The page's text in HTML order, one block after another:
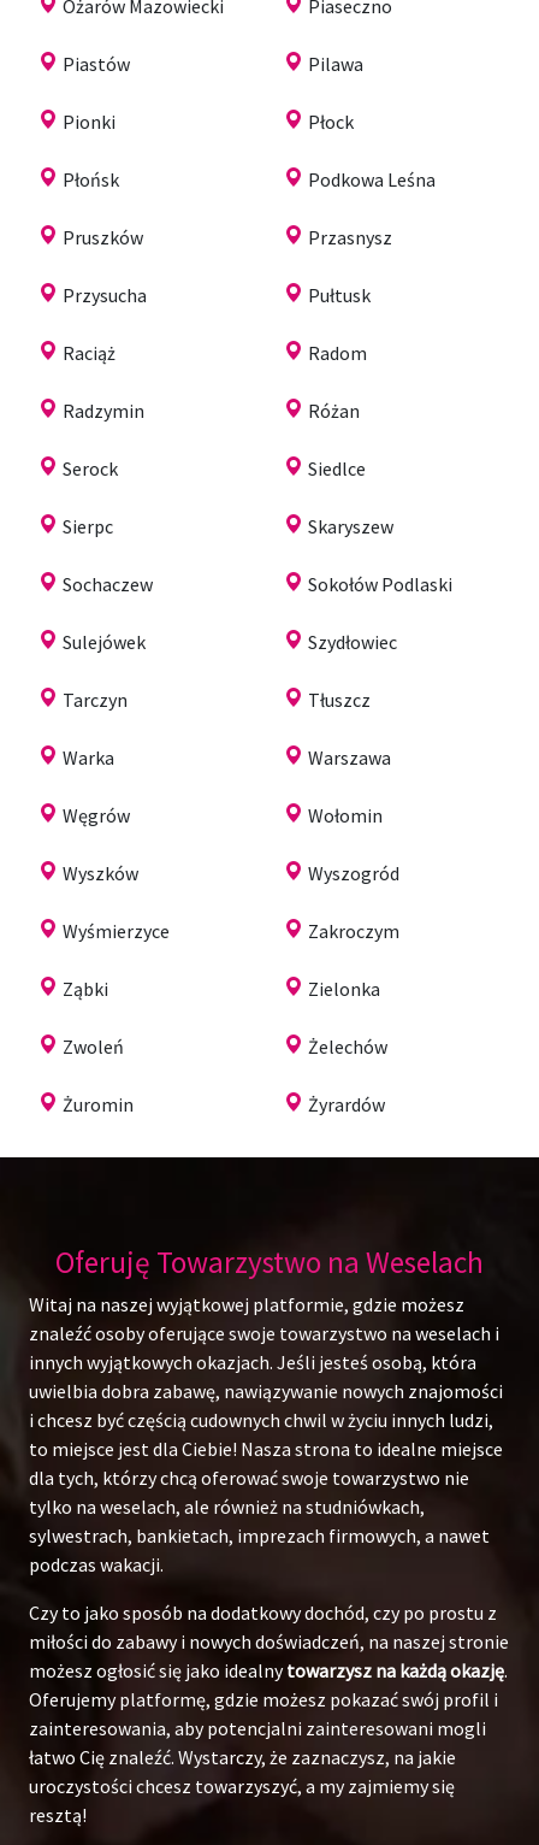
Ożarów Mazowiecki Piaseczno
Piastów Pilawa
Pionki Płock
Płońsk Podkowa Leśna
Pruszków Przasnysz
Przysucha Pułtusk
Raciąż Radom
Radzymin Różan
Serock Siedlce
Sierpc Skaryszew
Sochaczew Sokołów Podlaski
Sulejówek Szydłowiec
Tarczyn Tłuszcz
Warka Warszawa
Węgrów Wołomin
Wyszków Wyszogród
Wyśmierzyce Zakroczym
Ząbki Zielonka
Zwoleń Żelechów
Żuromin Żyrardów
Oferuję Towarzystwo na Weselach
Witaj na naszej wyjątkowej platformie, gdzie możesz
znaleźć osoby oferujące swoje towarzystwo na weselach i
innych wyjątkowych okazjach. Jeśli jesteś osobą, która
uwielbia dobra zabawę, nawiązywanie nowych znajomości
i chcesz być częścią cudownych chwil w życiu innych ludzi,
to miejsce jest dla Ciebie! Nasza strona to idealne miejsce
dla tych, którzy chcą oferować swoje towarzystwo nie
tylko na weselach, ale również na studniówkach,
sylwestrach, bankietach, imprezach firmowych, a nawet
podczas wakacji.
Czy to jako sposób na dodatkowy dochód, czy po prostu z
miłości do zabawy i nowych doświadczeń, na naszej stronie
możesz ogłosić się jako idealnytowarzysz na każdą okazję.
Oferujemy platformę, gdzie możesz pokazać swój profil i
zainteresowania, aby potencjalni zainteresowani mogli
łatwo Cię znaleźć. Wystarczy, że zaznaczysz, na jakie
uroczystości chcesz towarzyszyć, a my zajmiemy się
resztą!